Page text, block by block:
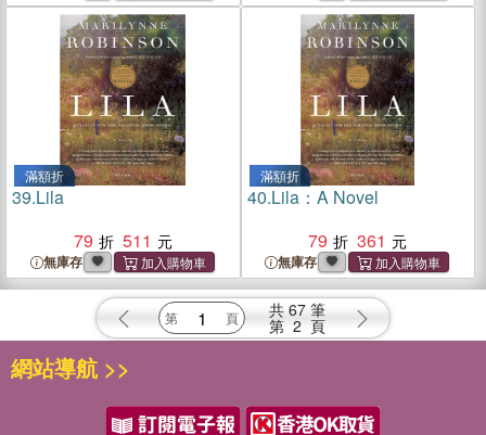
滿額折
39.Lila
79
511
無庫存
滿額折
40.Lila：A Novel
79
361
無庫存
共 67 筆
第 2 頁
網站導航 >>